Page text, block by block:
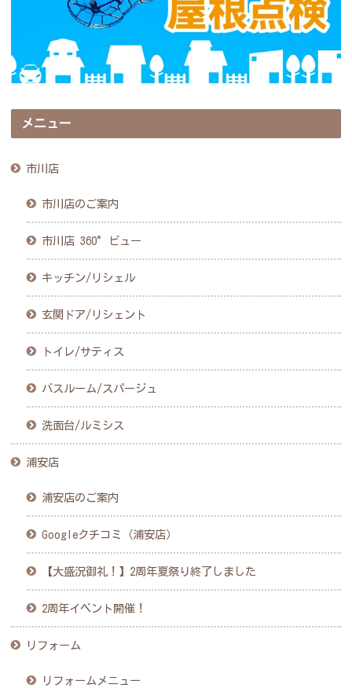
メニュー
市川店
市川店のご案内
市川店 360°ビュー
キッチン/リシェル
玄関ドア/リシェント
トイレ/サティス
バスルーム/スパージュ
洗面台/ルミシス
浦安店
浦安店のご案内
Googleクチコミ（浦安店）
【大盛況御礼！】2周年夏祭り終了しました
2周年イベント開催！
リフォーム
リフォームメニュー